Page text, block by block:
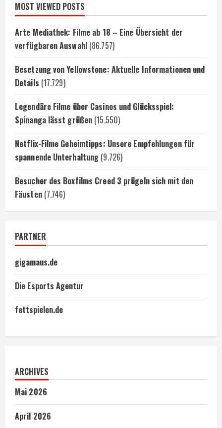
MOST VIEWED POSTS
Arte Mediathek: Filme ab 18 – Eine Übersicht der
verfügbaren Auswahl (86.757)
Besetzung von Yellowstone: Aktuelle Informationen und
Details (17.729)
Legendäre Filme über Casinos und Glücksspiel:
Spinanga lässt grüßen (15.550)
Netflix-Filme Geheimtipps: Unsere Empfehlungen für
spannende Unterhaltung (9.726)
Besucher des Boxfilms Creed 3 prügeln sich mit den
Fäusten (7.746)
PARTNER
gigamaus.de
Die Esports Agentur
fettspielen.de
ARCHIVES
Mai 2026
April 2026